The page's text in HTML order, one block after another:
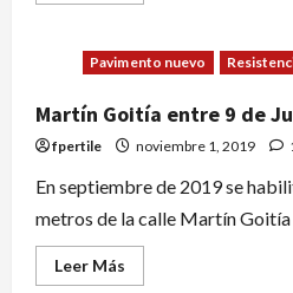
Pavimento nuevo
Martín Goitía entre 9 de
fpertile noviembre 1, 2019
En septiembre de 2019 se
metros de la calle Martín Goitía
Leer Más